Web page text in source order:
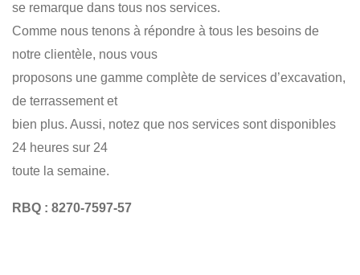
se remarque dans tous nos services.
Comme nous tenons à répondre à tous les besoins de
notre clientèle, nous vous
proposons une gamme complète de services d’excavation,
de terrassement et
bien plus. Aussi, notez que nos services sont disponibles
24 heures sur 24
toute la semaine.
RBQ : 8270-7597-57